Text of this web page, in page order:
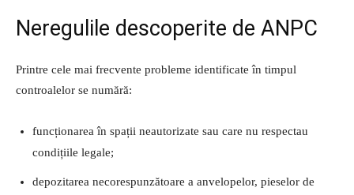
Neregulile descoperite de ANPC
Printre cele mai frecvente probleme identificate în timpul
controalelor se numără:
funcționarea în spații neautorizate sau care nu respectau
condițiile legale;
depozitarea necorespunzătoare a anvelopelor, pieselor de